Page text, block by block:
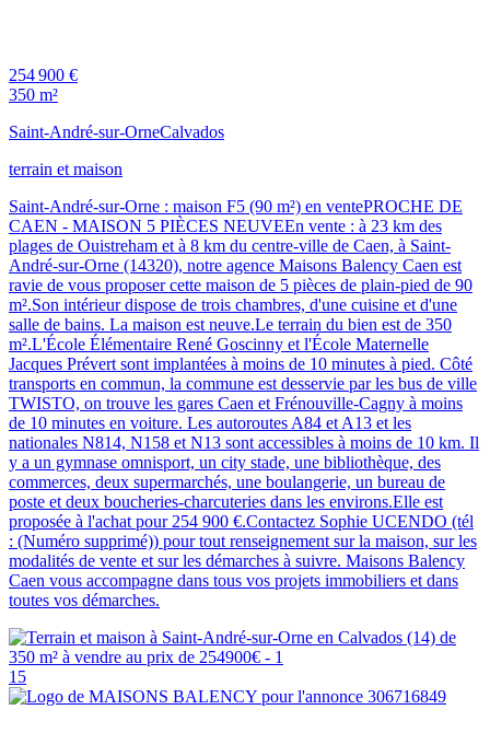
254 900 €
350 m²
Saint-André-sur-OrneCalvados
terrain et maison
Saint-André-sur-Orne : maison F5 (90 m²) en ventePROCHE DE
CAEN - MAISON 5 PIÈCES NEUVEEn vente : à 23 km des
plages de Ouistreham et à 8 km du centre-ville de Caen, à Saint-
André-sur-Orne (14320), notre agence Maisons Balency Caen est
ravie de vous proposer cette maison de 5 pièces de plain-pied de 90
m².Son intérieur dispose de trois chambres, d'une cuisine et d'une
salle de bains. La maison est neuve.Le terrain du bien est de 350
m².L'École Élémentaire René Goscinny et l'École Maternelle
Jacques Prévert sont implantées à moins de 10 minutes à pied. Côté
transports en commun, la commune est desservie par les bus de ville
TWISTO, on trouve les gares Caen et Frénouville-Cagny à moins
de 10 minutes en voiture. Les autoroutes A84 et A13 et les
nationales N814, N158 et N13 sont accessibles à moins de 10 km. Il
y a un gymnase omnisport, un city stade, une bibliothèque, des
commerces, deux supermarchés, une boulangerie, un bureau de
poste et deux boucheries-charcuteries dans les environs.Elle est
proposée à l'achat pour 254 900 €.Contactez Sophie UCENDO (tél
: (Numéro supprimé)) pour tout renseignement sur la maison, sur les
modalités de vente et sur les démarches à suivre. Maisons Balency
Caen vous accompagne dans tous vos projets immobiliers et dans
toutes vos démarches.
15